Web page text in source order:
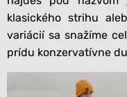
klasického strihu
variácií sa snažíme
prídu konzervatívne